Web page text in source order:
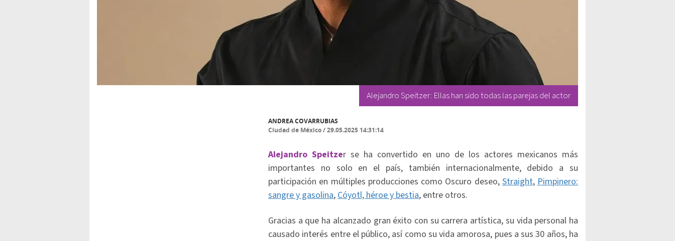
Alejandro Speitzer: Ellas han sido todas las parejas del actor
ANDREA COVARRUBIAS
Ciudad de México/29.05.2025 14:31:14
Alejandro Speitzer se ha convertido en uno de los actores mexicanos más
importantes no solo en el país, también internacionalmente, debido a su
participación en múltiples producciones como Oscuro deseo,Straight, Pimpinero:
sangre y gasolina,Cóyotl, héroe y bestia, entre otros.
Gracias a que ha alcanzado gran éxito con su carrera artística, su vida personal ha
causado interés entre el público, así como su vida amorosa, pues a sus 30 años, ha